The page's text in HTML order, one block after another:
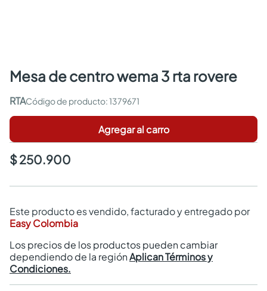
mesa de centro wema 3 rta rovere
RTA :1379671
Agregar al carro
$ 250.900
Este producto es vendido, facturado y entregado por
Easy Colombia
Los precios de los productos pueden cambiar
dependiendo de la regiónAplican Términos y
Condiciones.